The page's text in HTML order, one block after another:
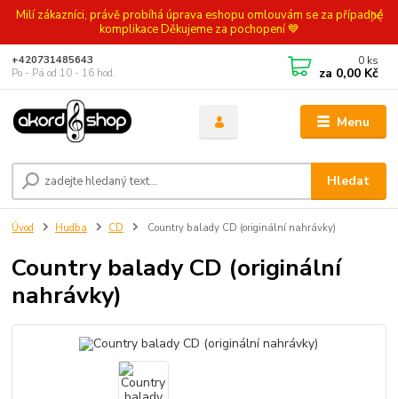
Milí zákazníci, právě probíhá úprava eshopu omlouvám se za případné
komplikace Děkujeme za pochopení 💙
Menu
Hledat
+420731485643
Po - Pá od 10 - 16 hod.
0 ks
za 0,00 Kč
Úvod Hudba CD Country balady CD (originální nahrávky)
Country balady CD (originální
nahrávky)